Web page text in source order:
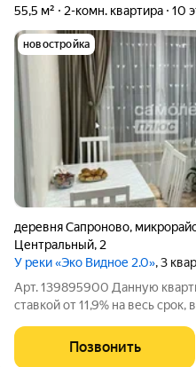
55,5 м² 2-комн. квартира 10
новостройка
деревня Сапроново,
Центральный, 2
У реки «Эко Видное 2.0», 3
Арт. 139895900 Данную
ставкой от 11,9% на весь
этаже в современном доме
Видное 2.0". О проекте
Позвонить